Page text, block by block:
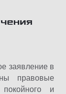
заявление в
правовые
и